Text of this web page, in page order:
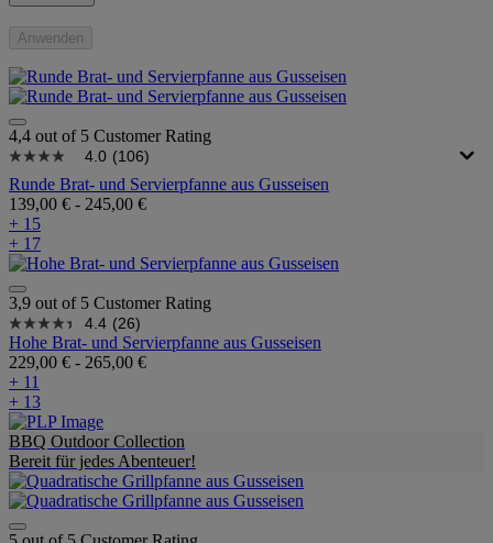
Anwenden
4,4 out of 5 Customer Rating
4.0 (106)
Runde Brat- und Servierpfanne aus Gusseisen
139,00 € - 245,00 €
+ 15
+ 17
3,9 out of 5 Customer Rating
4.4 (26)
Hohe Brat- und Servierpfanne aus Gusseisen
229,00 € - 265,00 €
+ 11
+ 13
BBQ Outdoor Collection
Bereit für jedes Abenteuer!